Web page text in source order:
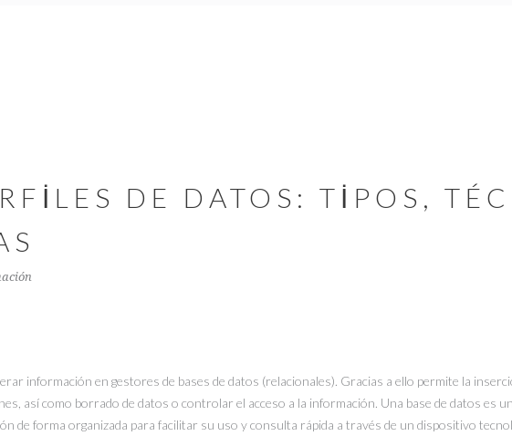
DE DATOS: TIPOS,
información en gestores de bases de datos (relacionales). Gracias a ello permite la
así como borrado de datos o controlar el acceso a la información. Una base de datos es
de forma organizada para facilitar su uso y consulta rápida a través de un dispositivo